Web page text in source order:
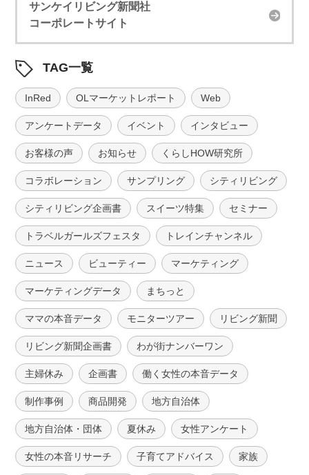
サンケイリビング新聞社
コーポレートサイト
TAG一覧
InRed OLマーケットレポート Web
アンケートデータ イベント インタビュー
お客様の声 お知らせ くらしHOW研究所
コラボレーション サンプリング シティリビング
シティリビング企画書 スイーツ特集 セミナー
トラベルガールズフェスタ トレインチャンネル
ニュース ビューティー マーケティング
マーケティングデータ まちっと
ママの本音データ モニターツアー リビング新聞
リビング新聞企画書 わが街ナンバーワン
主婦休み 企画書 働く女性の本音データ
制作事例 商品開発 地方自治体
地方自治体・団体 夏休み 女性アンケート
女性の本音リサーチ 子育てアドバイス 家族